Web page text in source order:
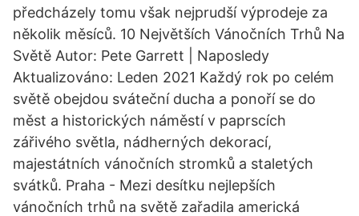
předcházely tomu však nejprudší výprodeje za
několik měsíců. 10 Největších Vánočních Trhů Na
Světě Autor: Pete Garrett | Naposledy
Aktualizováno: Leden 2021 Každý rok po celém
světě obejdou sváteční ducha a ponoří se do
měst a historických náměstí v paprscích
zářivého světla, nádherných dekorací,
majestátních vánočních stromků a staletých
svátků. Praha - Mezi desítku nejlepších
vánočních trhů na světě zařadila americká